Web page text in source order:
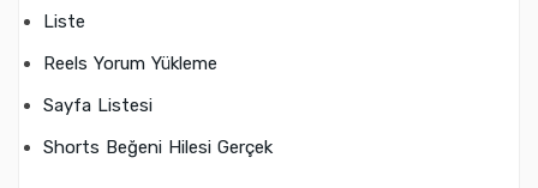
Liste
Reels Yorum Yükleme
Sayfa Listesi
Shorts Beğeni Hilesi Gerçek